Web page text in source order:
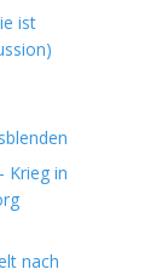
ist
Krieg in
nach